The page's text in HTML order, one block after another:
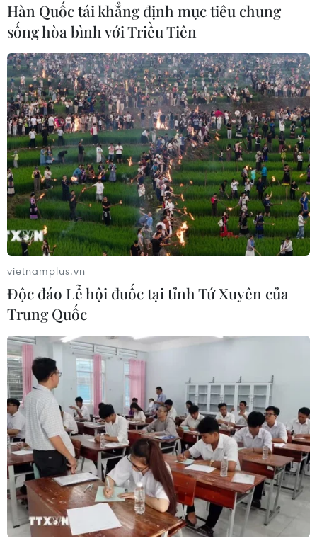
Hàn Quốc thông báo kế hoạch Tổng thống
Yoon Suk-yeol thăm Mỹ-Nhật
Theo hãng thông tấn Yonhap, Văn phòng Tổng thống
Hàn Quốc ngày 9/3 thông báo Tổng thống Yoon Suk-
yeol sẽ thăm Tokyo tuần tới để hội đàm với Thủ tướng
Nhật Bản Fumio Kishida.
Hàn Quốc tái khẳng định mục tiêu chung
sống hòa bình với Triều Tiên
vietnamplus.vn
Độc đáo Lễ hội đuốc tại tỉnh Tứ Xuyên của
Trung Quốc